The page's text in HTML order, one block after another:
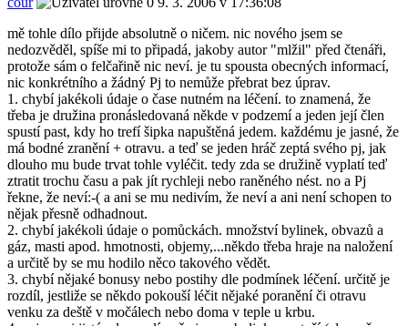
mě tohle dílo přijde absolutně o ničem. nic nového jsem se
nedozvěděl, spíše mi to připadá, jakoby autor "mlžil" před čtenáři,
protože sám o felčařině nic neví. je tu spousta obecných informací,
nic konkrétního a žádný Pj to nemůže přebrat bez úprav.
1. chybí jakékoli údaje o čase nutném na léčení. to znamená, že
třeba je družina pronásledovaná někde v podzemí a jeden její člen
spustí past, kdy ho trefí šipka napuštěná jedem. každému je jasné, že
má bodné zranění + otravu. a teď se jeden hráč zeptá svého pj, jak
dlouho mu bude trvat tohle vyléčit. tedy zda se družině vyplatí teď
ztratit trochu času a pak jít rychleji nebo raněného nést. no a Pj
řekne, že neví:-( a ani se mu nedivím, že neví a ani není schopen to
nějak přesně odhadnout.
2. chybí jakékoli údaje o pomůckách. množství bylinek, obvazů a
gáz, masti apod. hmotnosti, objemy,...někdo třeba hraje na naložení
a určitě by se mu hodilo něco takového vědět.
3. chybí nějaké bonusy nebo postihy dle podmínek léčení. určitě je
rozdíl, jestliže se někdo pokouší léčit nějaké poranění či otravu
venku za deště v močálech nebo doma v teple u krbu.